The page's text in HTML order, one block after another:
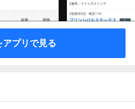
アプリで見る